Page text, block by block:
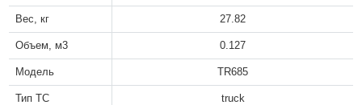
Вес, кг 27.82
Объем, м3 0.127
Модель TR685
Тип ТС truck